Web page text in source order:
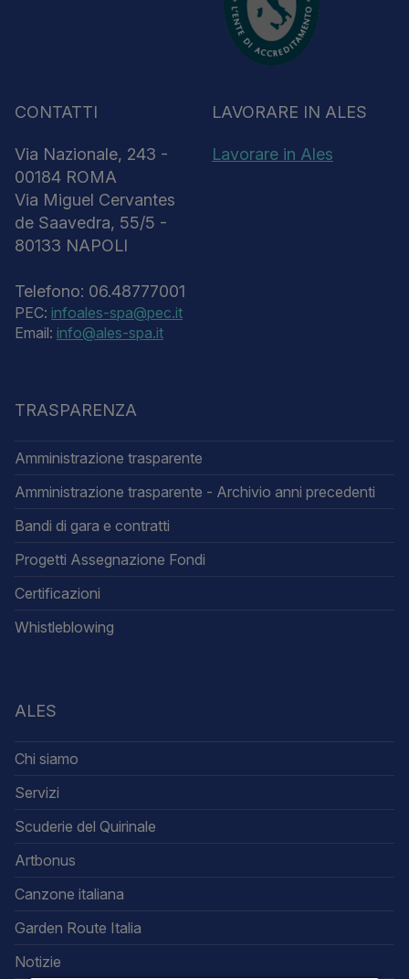
CONTATTI
Via Nazionale, 243 -
00184 ROMA
Via Miguel Cervantes
de Saavedra, 55/5 -
80133 NAPOLI
Telefono: 06.48777001
PEC: infoales-spa@pec.it
Email: info@ales-spa.it
LAVORARE IN ALES
Lavorare in Ales
TRASPARENZA
Amministrazione trasparente
Amministrazione trasparente - Archivio anni precedenti
Bandi di gara e contratti
Progetti Assegnazione Fondi
Certificazioni
Whistleblowing
ALES
Chi siamo
Servizi
Scuderie del Quirinale
Artbonus
Canzone italiana
Garden Route Italia
Notizie